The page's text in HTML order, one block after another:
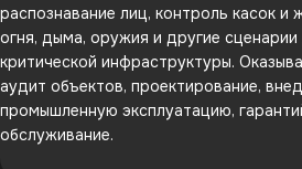
распознавание лиц, контроль касок и
огня, дыма, оружия и другие
критической инфраструктуры.
аудит объектов, проектирование,
промышленную эксплуатацию,
обслуживание.